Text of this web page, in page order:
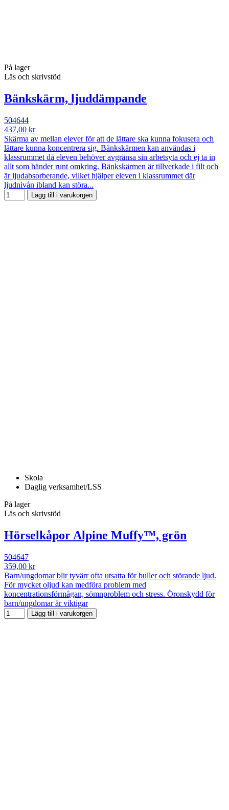
På lager
Läs och skrivstöd
Bänkskärm, ljuddämpande
504644
437,00 kr
Skärma av mellan elever för att de lättare ska kunna fokusera och
lättare kunna koncentrera sig. Bänkskärmen kan användas i
klassrummet då eleven behöver avgränsa sin arbetsyta och ej ta in
allt som händer runt omkring. Bänkskärmen är tillverkade i filt och
är ljudabsorberande, vilket hjälper eleven i klassrummet där
ljudnivån ibland kan störa...
Lägg till i varukorgen
Skola
Daglig verksamhet/LSS
På lager
Läs och skrivstöd
Hörselkåpor Alpine Muffy™, grön
504647
359,00 kr
Barn/ungdomar blir tyvärr ofta utsatta för buller och störande ljud.
För mycket oljud kan medföra problem med
koncentrationsförmågan, sömnproblem och stress. Öronskydd för
barn/ungdomar är viktigar
Lägg till i varukorgen